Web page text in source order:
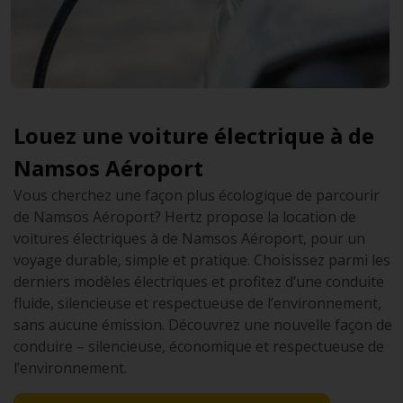
Louez une voiture électrique à de
Namsos Aéroport
Vous cherchez une façon plus écologique de parcourir
de Namsos Aéroport? Hertz propose la location de
voitures électriques à de Namsos Aéroport, pour un
voyage durable, simple et pratique. Choisissez parmi les
derniers modèles électriques et profitez d’une conduite
fluide, silencieuse et respectueuse de l’environnement,
sans aucune émission. Découvrez une nouvelle façon de
conduire – silencieuse, économique et respectueuse de
l’environnement.